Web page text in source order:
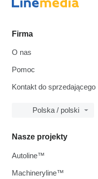
Firma
O nas
Pomoc
Kontakt do sprzedającego
Polska / polski
Nasze projekty
Autoline™
Machineryline™